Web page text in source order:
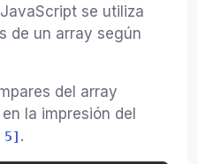
se utiliza
de un array según
del array
la impresión del
.